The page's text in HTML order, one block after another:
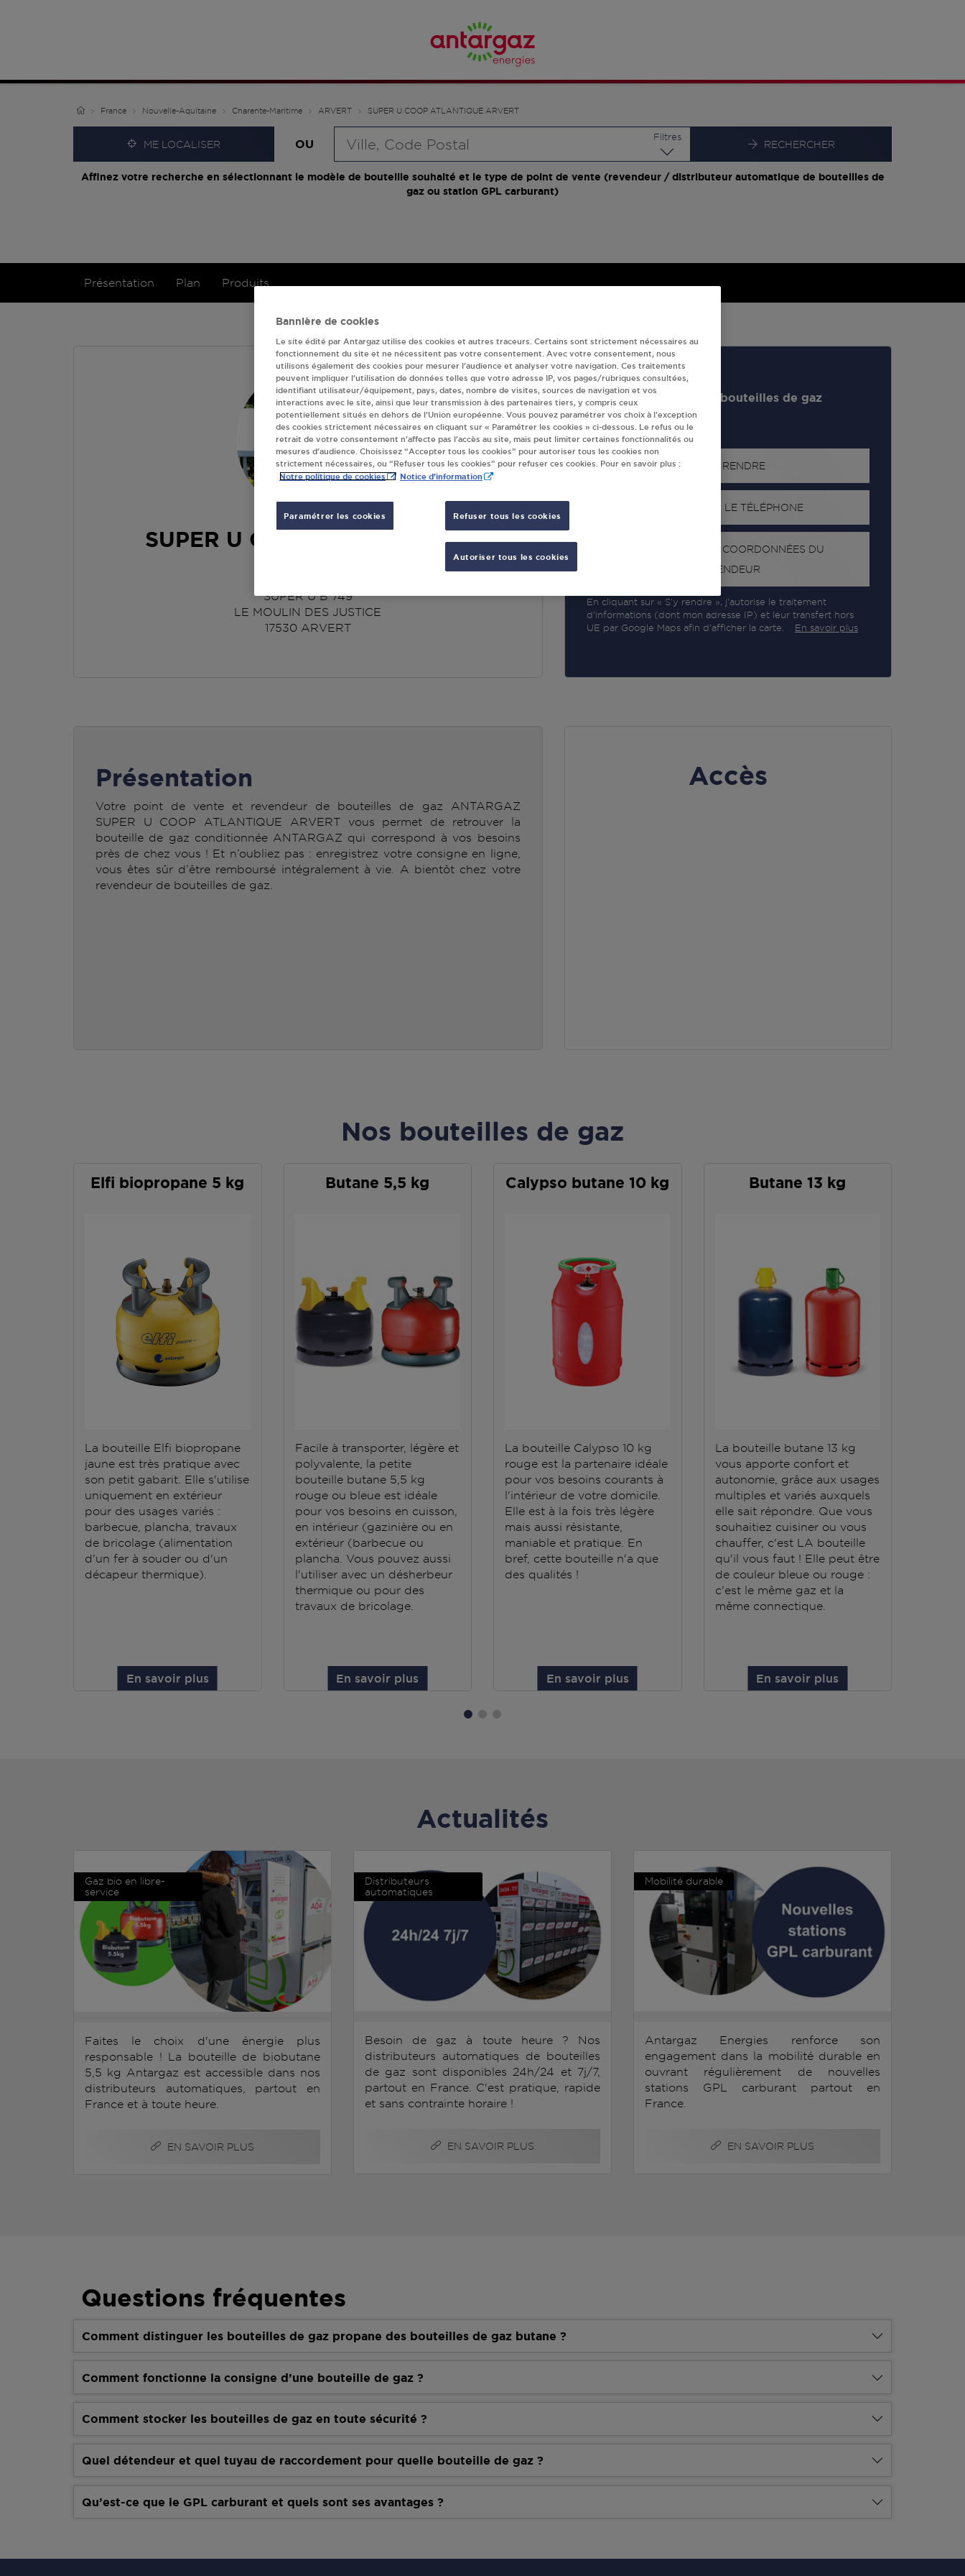
France Nouvelle-Aquitaine Charente-Maritime ARVERT SUPER U COOP ATLANTIQUE ARVERT
ME LOCALISER OU
Filtres
RECHERCHER
Affinez votre recherche en sélectionnant le modèle de bouteille souhaité et le type de point de vente (revendeur / distributeur automatique de bouteilles de
gaz ou station GPL carburant)
Présentation Plan Produits
SUPER U COOP ATLANTIQUE
SUPER U B 749
LE MOULIN DES JUSTICE
17530 ARVERT
Revendeur de bouteilles de gaz
S'Y RENDRE
AFFICHER LE TÉLÉPHONE
RECEVOIR LES COORDONNÉES DU
REVENDEUR
En cliquant sur « S’y rendre », j’autorise le traitement
d’informations (dont mon adresse IP) et leur transfert hors
UE par Google Maps afin d’afficher la carte.
En savoir plus
Accès
Présentation
Votre point de vente et revendeur de bouteilles de gaz ANTARGAZ
SUPER U COOP ATLANTIQUE ARVERT vous permet de retrouver la
bouteille de gaz conditionnée ANTARGAZ qui correspond à vos besoins
près de chez vous ! Et n’oubliez pas : enregistrez votre consigne en ligne,
vous êtes sûr d’être remboursé intégralement à vie. A bientôt chez votre
revendeur de bouteilles de gaz.
Nos bouteilles de gaz
Elfi biopropane 5 kg
La bouteille Elfi biopropane
jaune est très pratique avec
son petit gabarit. Elle s'utilise
uniquement en extérieur
pour des usages variés :
barbecue, plancha, travaux
de bricolage (alimentation
d'un fer à souder ou d'un
décapeur thermique).
En savoir plus
Butane 5,5 kg
Facile à transporter, légère et
polyvalente, la petite
bouteille butane 5,5 kg
rouge ou bleue est idéale
pour vos besoins en cuisson,
en intérieur (gazinière ou en
extérieur (barbecue ou
plancha. Vous pouvez aussi
l'utiliser avec un désherbeur
thermique ou pour des
travaux de bricolage.
En savoir plus
Calypso butane 10 kg
La bouteille Calypso 10 kg
rouge est la partenaire idéale
pour vos besoins courants à
l'intérieur de votre domicile.
Elle est à la fois très légère
mais aussi résistante,
maniable et pratique. En
bref, cette bouteille n'a que
des qualités !
En savoir plus
Butane 13 kg
La bouteille butane 13 kg
vous apporte confort et
autonomie, grâce aux usages
multiples et variés auxquels
elle sait répondre. Que vous
souhaitiez cuisiner ou vous
chauffer, c'est LA bouteille
qu'il vous faut ! Elle peut être
de couleur bleue ou rouge :
c'est le même gaz et la
même connectique.
En savoir plus
Actualités
Gaz bio en libre-
service
Faites le choix d'une énergie plus
responsable ! La bouteille de biobutane
5,5 kg Antargaz est accessible dans nos
distributeurs automatiques, partout en
France et à toute heure.
EN SAVOIR PLUS
Distributeurs
automatiques
Besoin de gaz à toute heure ? Nos
distributeurs automatiques de bouteilles
de gaz sont disponibles 24h/24 et 7j/7,
partout en France. C'est pratique, rapide
et sans contrainte horaire !
EN SAVOIR PLUS
Mobilité durable
Antargaz Energies renforce son
engagement dans la mobilité durable en
ouvrant régulièrement de nouvelles
stations GPL carburant partout en
France.
EN SAVOIR PLUS
Questions fréquentes
Comment distinguer les bouteilles de gaz propane des bouteilles de gaz butane ?
Comment fonctionne la consigne d’une bouteille de gaz ?
Comment stocker les bouteilles de gaz en toute sécurité ?
Quel détendeur et quel tuyau de raccordement pour quelle bouteille de gaz ?
Qu’est-ce que le GPL carburant et quels sont ses avantages ?
Bannière de cookies
Le site édité par Antargaz utilise des cookies et autres traceurs. Certains sont strictement nécessaires au
fonctionnement du site et ne nécessitent pas votre consentement. Avec votre consentement, nous
utilisons également des cookies pour mesurer l’audience et analyser votre navigation. Ces traitements
peuvent impliquer l’utilisation de données telles que votre adresse IP, vos pages/rubriques consultées,
identifiant utilisateur/équipement, pays, dates, nombre de visites, sources de navigation et vos
interactions avec le site, ainsi que leur transmission à des partenaires tiers, y compris ceux
potentiellement situés en dehors de l’Union européenne. Vous pouvez paramétrer vos choix à l’exception
des cookies strictement nécessaires en cliquant sur « Paramétrer les cookies » ci-dessous. Le refus ou le
retrait de votre consentement n’affecte pas l’accès au site, mais peut limiter certaines fonctionnalités ou
mesures d’audience. Choisissez “Accepter tous les cookies” pour autoriser tous les cookies non
strictement nécessaires, ou “Refuser tous les cookies” pour refuser ces cookies. Pour en savoir plus :
Notre politique de cookies Notice d'information
Paramétrer les cookies Refuser tous les cookies
Autoriser tous les cookies